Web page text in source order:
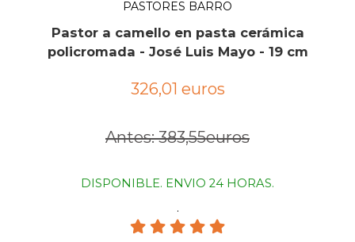
PASTORES BARRO
Pastor a camello en pasta cerámica
policromada - José Luis Mayo - 19 cm
326,01 euros
Antes: 383,55euros
DISPONIBLE. ENVIO 24 HORAS.
.